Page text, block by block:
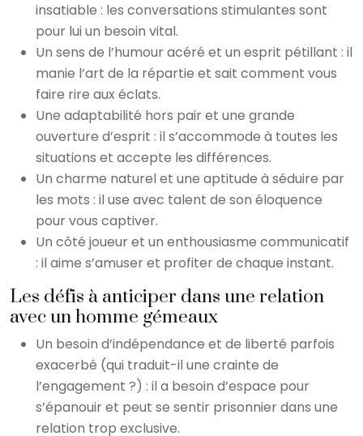
insatiable : les conversations stimulantes sont
pour lui un besoin vital.
Un sens de l’humour acéré et un esprit pétillant : il
manie l’art de la répartie et sait comment vous
faire rire aux éclats.
Une adaptabilité hors pair et une grande
ouverture d’esprit : il s’accommode à toutes les
situations et accepte les différences.
Un charme naturel et une aptitude à séduire par
les mots : il use avec talent de son éloquence
pour vous captiver.
Un côté joueur et un enthousiasme communicatif
: il aime s’amuser et profiter de chaque instant.
Les défis à anticiper dans une relation
avec un homme gémeaux
Un besoin d’indépendance et de liberté parfois
exacerbé (qui traduit-il une crainte de
l’engagement ?) : il a besoin d’espace pour
s’épanouir et peut se sentir prisonnier dans une
relation trop exclusive.